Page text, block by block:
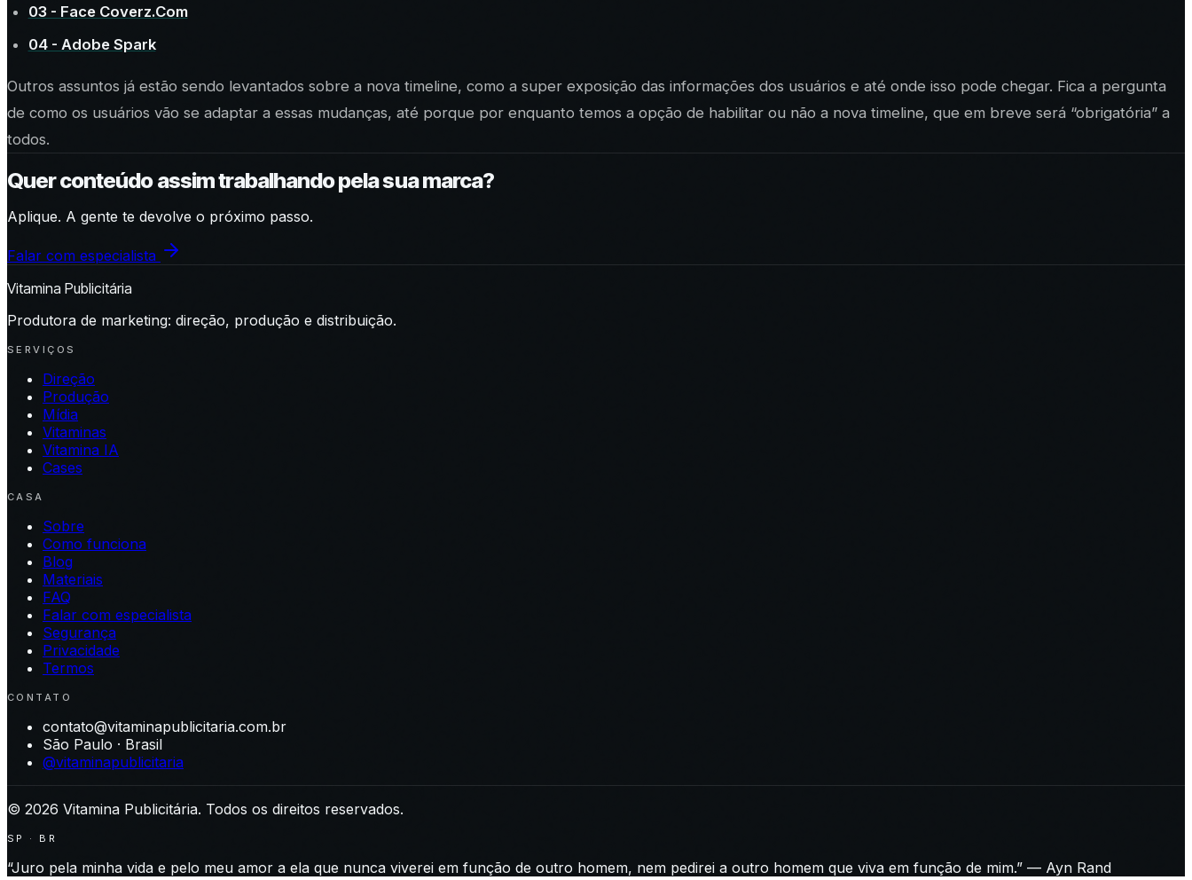
03 - Face Coverz.Com
04 - Adobe Spark
Outros assuntos já estão sendo levantados sobre a nova timeline, como a super exposição das informações dos usuários e até onde isso pode chegar. Fica a pergunta
de como os usuários vão se adaptar a essas mudanças, até porque por enquanto temos a opção de habilitar ou não a nova timeline, que em breve será “obrigatória” a
todos.
Quer conteúdo assim trabalhando pela sua marca?
Aplique. A gente te devolve o próximo passo.
Falar com especialista
Vitamina Publicitária
Produtora de marketing: direção, produção e distribuição.
SERVIÇOS
Direção
Produção
Mídia
Vitaminas
Vitamina IA
Cases
CASA
Sobre
Como funciona
Blog
Materiais
FAQ
Falar com especialista
Segurança
Privacidade
Termos
CONTATO
contato@vitaminapublicitaria.com.br
São Paulo · Brasil
@vitaminapublicitaria
© 2026 Vitamina Publicitária. Todos os direitos reservados.
SP · BR
“Juro pela minha vida e pelo meu amor a ela que nunca viverei em função de outro homem, nem pedirei a outro homem que viva em função de mim.” — Ayn Rand